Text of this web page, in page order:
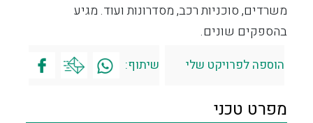
משרדים, סוכניות רכב, מסדרונות ועוד. מגיע
בהספקים שונים.
הוספה לפרויקט שלי שיתוף:
מפרט טכני